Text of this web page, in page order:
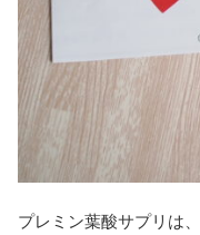
プレミン葉酸サプリは、